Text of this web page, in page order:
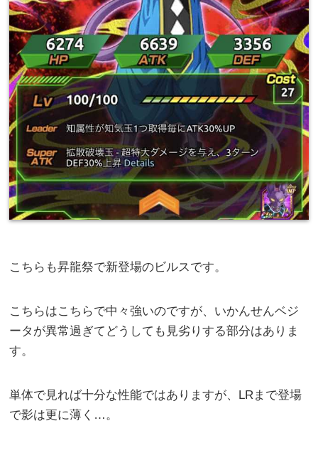
こちらも昇龍祭で新登場のビルスです。
こちらはこちらで中々強いのですが、いかんせんベジ
ータが異常過ぎてどうしても見劣りする部分はありま
す。
単体で見れば十分な性能ではありますが、LRまで登場
で影は更に薄く…。